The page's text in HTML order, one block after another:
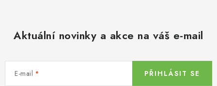
Aktuální novinky a akce na váš e-mail
E-mail PŘIHLÁSIT SE